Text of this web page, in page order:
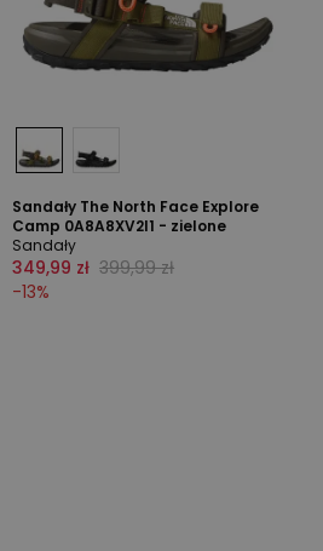
Sandały The North Face Explore
Camp 0A8A8XV2I1 - zielone
Sandały
349,99 zł 399,99 zł
-13%